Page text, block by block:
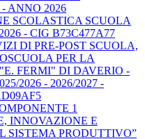
ANNO 2026
SCOLASTICA SCUOLA
- CIG B73C477A77
DI PRE-POST SCUOLA,
PER LA
FERMI" DI DAVERIO -
2026 - 2026/2027 -
1
INNOVAZIONE E
SISTEMA PRODUTTIVO”